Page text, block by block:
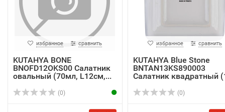
избранное сравнить
KUTAHYA BONE
BNOFD12OKS00 Салатник
овальный (70мл, L12см,...
(0)
избранное сравнить
KUTAHYA Blue Stone
BNTAN13KS890003
Салатник квадратный
(0)